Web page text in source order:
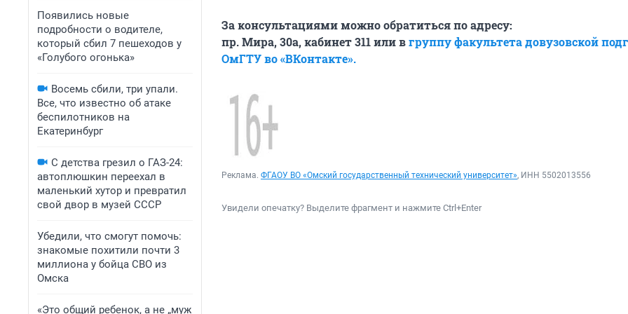
Появились новые
подробности о водителе,
который сбил 7 пешеходов у
«Голубого огонька»
Восемь сбили, три упали.
Все, что известно об атаке
беспилотников на
Екатеринбург
С детства грезил о ГАЗ-24:
автоплюшкин переехал в
маленький хутор и превратил
свой двор в музей СССР
Убедили, что смогут помочь:
знакомые похитили почти 3
миллиона у бойца СВО из
Омска
«Это общий ребенок, а не „муж
За консультациями можно обратиться по адресу:
пр. Мира, 30а, кабинет 311 или вгруппу факультета довузовской
ОмГТУ во «ВКонтакте».
Реклама. ФГАОУ ВО «Омский государственный технический университет», ИНН 5502013556
Увидели опечатку? Выделите фрагмент и нажмите Ctrl+Enter